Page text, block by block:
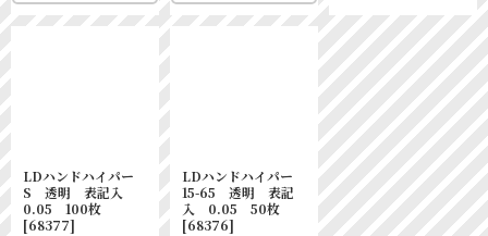
LDハンドハイパー
S 透明 表記入
0.05 100枚
[68377]
LDハンドハイパー
15-65 透明 表記
入 0.05 50枚
[68376]